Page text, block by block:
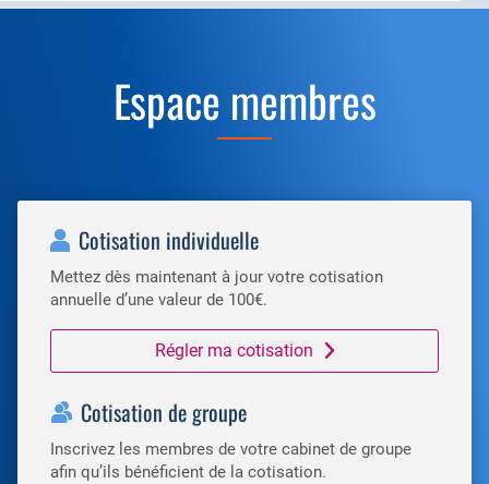
Espace membres
Cotisation individuelle
Mettez dès maintenant à jour votre cotisation
annuelle d’une valeur de 100€.
Régler ma cotisation
Cotisation de groupe
Inscrivez les membres de votre cabinet de groupe
afin qu’ils bénéficient de la cotisation.